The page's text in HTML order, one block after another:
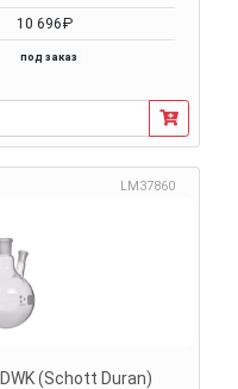
10 696₽
под заказ
LM37860
(Schott Duran)